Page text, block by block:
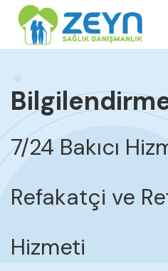
7/24 Bakıcı
Refakatçi ve
Hizmeti